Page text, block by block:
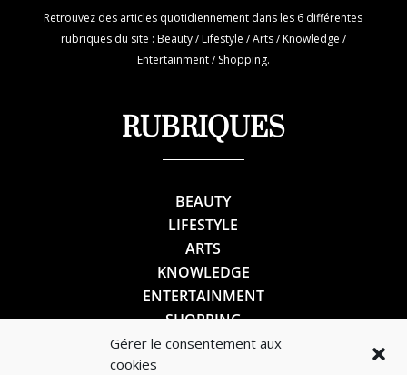
Gérer le consentement aux
cookies
Retrouvez des articles quotidiennement dans les 6 différentes
rubriques du site : Beauty / Lifestyle / Arts / Knowledge /
Entertainment / Shopping.
RUBRIQUES
BEAUTY
LIFESTYLE
ARTS
KNOWLEDGE
ENTERTAINMENT
SHOPPING